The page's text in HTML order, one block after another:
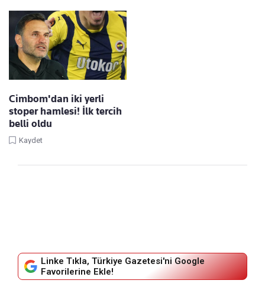
Cimbom'dan iki yerli
stoper hamlesi! İlk tercih
belli oldu
Kaydet
Linke Tıkla, Türkiye Gazetesi'ni Google
Favorilerine Ekle!